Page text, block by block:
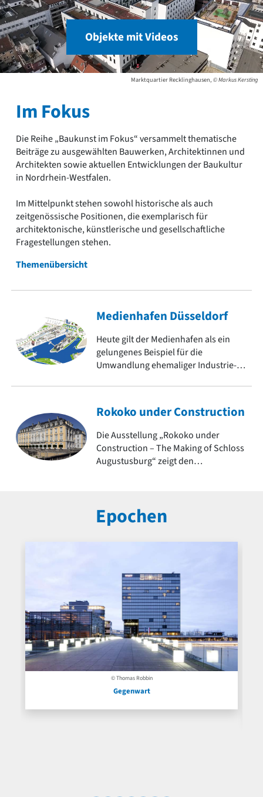
Objekte mit Videos
Marktquartier Recklinghausen, © Markus Kersting
Im Fokus
Die Reihe „Baukunst im Fokus“ versammelt thematische
Beiträge zu ausgewählten Bauwerken, Architektinnen und
Architekten sowie aktuellen Entwicklungen der Baukultur
in Nordrhein-Westfalen.
Im Mittelpunkt stehen sowohl historische als auch
zeitgenössische Positionen, die exemplarisch für
architektonische, künstlerische und gesellschaftliche
Fragestellungen stehen.
Themenübersicht
Medienhafen Düsseldorf
Heute gilt der Medienhafen als ein
gelungenes Beispiel für die
Umwandlung ehemaliger Industrie-
architektonische Vielfalt und ist ein
Symbol für den Strukturwandel.
Rokoko under Construction
Die Ausstellung „Rokoko under
Construction – The Making of Schloss
Augustusburg“ zeigt den
Epoche. Weitere Objekte des Rokoko
auf baukunst-nrw.
Epochen
© Thomas Robbin
Gegenwart